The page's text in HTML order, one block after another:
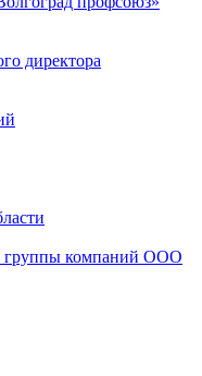
директора
группы компаний ООО